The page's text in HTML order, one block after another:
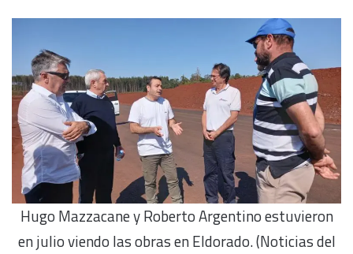
Hugo Mazzacane y Roberto Argentino estuvieron
en julio viendo las obras en Eldorado. (Noticias del